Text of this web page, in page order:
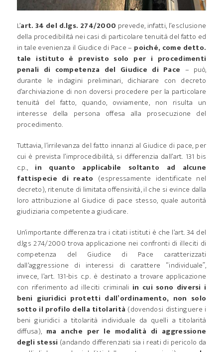
L’art. 34 del d.lgs. 274/2000 prevede, infatti, l’esclusione
della procedibilità nei casi di particolare tenuità del fatto ed
in tale evenienza il Giudice di Pace – poiché, come detto.
tale istituto è previsto solo per i procedimenti
penali di competenza del Giudice di Pace – può,
durante le indagini preliminari, dichiarare con decreto
d’archiviazione di non doversi procedere per la particolare
tenuità del fatto, quando, ovviamente, non risulta un
interesse della persona offesa alla prosecuzione del
procedimento.
Tuttavia, l’irrilevanza del fatto innanzi al Giudice di pace, per
cui è prevista l’improcedibilità, si differenzia dall’art. 131 bis
c.p., in quanto applicabile soltanto ad alcune
fattispecie di reato (espressamente identificate nel
decreto), ritenute di limitata offensività, il che si evince dalla
loro attribuzione al Giudice di pace stesso, quale autorità
giudiziaria competente a giudicare.
Un’importante differenza tra i citati istituti è che l’art. 34 del
d.lgs 274/2000 trova applicazione nei confronti di illeciti di
competenza del Giudice di Pace caratterizzati
dall’aggressione di interessi di carattere “individuale”,
invece, l’art. 131-bis c.p. è destinato a trovare applicazione
con riferimento ad illeciti criminali in cui sono diversi i
beni giuridici protetti dall’ordinamento, non solo
sotto il profilo della titolarità (dovendosi distinguere i
beni giuridici a titolarità individuale da quelli a titolarità
diffusa), ma anche per le modalità di aggressione
degli stessi (andando differenziati sia i reati di pericolo da